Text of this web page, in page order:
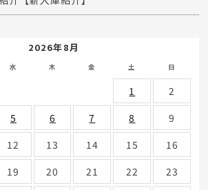
2026年8月
水 木 金 土 日
1
2
5 6 7 8
9
12 13 14 15
16
19 20 21 22
23